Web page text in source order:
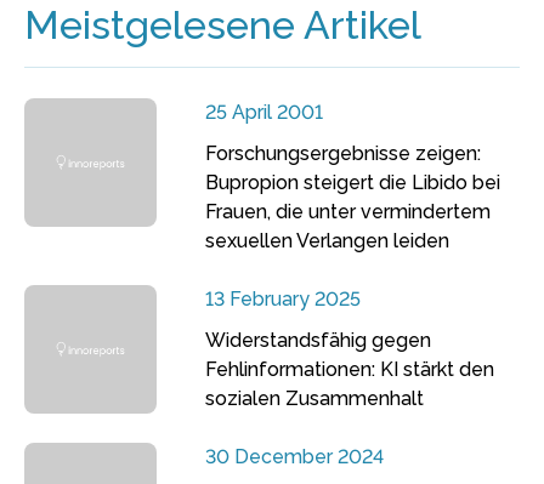
Meistgelesene Artikel
25 April 2001
Forschungsergebnisse zeigen:
Bupropion steigert die Libido bei
Frauen, die unter vermindertem
sexuellen Verlangen leiden
13 February 2025
Widerstandsfähig gegen
Fehlinformationen: KI stärkt den
sozialen Zusammenhalt
30 December 2024